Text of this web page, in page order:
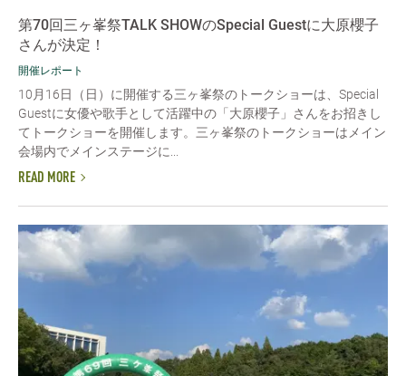
第70回三ヶ峯祭TALK SHOWのSpecial Guestに大原櫻子
さんが決定！
開催レポート
10月16日（日）に開催する三ヶ峯祭のトークショーは、Special
Guestに女優や歌手として活躍中の「大原櫻子」さんをお招きし
てトークショーを開催します。三ヶ峯祭のトークショーはメイン
会場内でメインステージに...
READ MORE